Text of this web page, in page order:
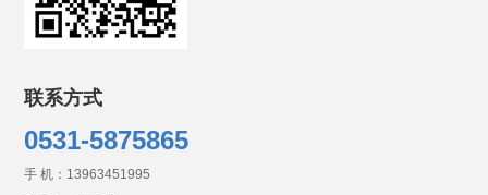
联系方式
0531-5875865
手 机： 13963451995